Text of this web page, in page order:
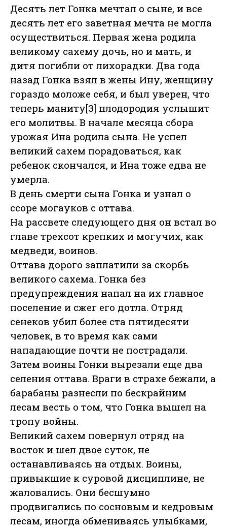
Десять лет Гонка мечтал о сыне, и все
десять лет его заветная мечта не могла
осуществиться. Первая жена родила
великому сахему дочь, но и мать, и
дитя погибли от лихорадки. Два года
назад Гонка взял в жены Ину, женщину
гораздо моложе себя, и был уверен, что
теперь маниту[3] плодородия услышит
его молитвы. В начале месяца сбора
урожая Ина родила сына. Не успел
великий сахем порадоваться, как
ребенок скончался, и Ина тоже едва не
умерла.
В день смерти сына Гонка и узнал о
ссоре могауков с оттава.
На рассвете следующего дня он встал во
главе трехсот крепких и могучих, как
медведи, воинов.
Оттава дорого заплатили за скорбь
великого сахема. Гонка без
предупреждения напал на их главное
поселение и сжег его дотла. Отряд
сенеков убил более ста пятидесяти
человек, в то время как сами
нападающие почти не пострадали.
Затем воины Гонки вырезали еще два
селения оттава. Враги в страхе бежали, а
барабаны разнесли по бескрайним
лесам весть о том, что Гонка вышел на
тропу войны.
Великий сахем повернул отряд на
восток и шел двое суток, не
останавливаясь на отдых. Воины,
привыкшие к суровой дисциплине, не
жаловались. Они бесшумно
продвигались по сосновым и кедровым
лесам, иногда обмениваясь улыбками,